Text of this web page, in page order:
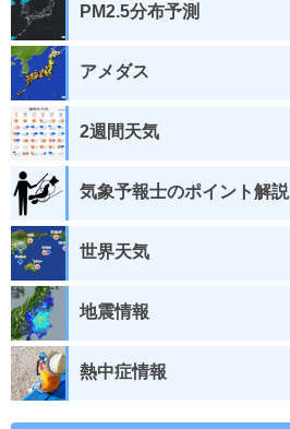
PM2.5分布予測
アメダス
2週間天気
気象予報士のポイント解説
世界天気
地震情報
熱中症情報